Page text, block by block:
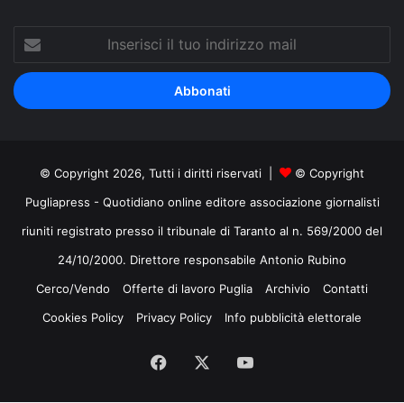
Inserisci
tuo
indirizzo
mail
© Copyright 2026, Tutti i diritti riservati |
© Copyright
Pugliapress - Quotidiano online editore associazione giornalisti
riuniti registrato presso il tribunale di Taranto al n. 569/2000 del
24/10/2000. Direttore responsabile Antonio Rubino
Cerco/Vendo
Offerte di lavoro Puglia Archivio
Contatti
Cookies Policy
Privacy Policy Info pubblicità elettorale
Facebook